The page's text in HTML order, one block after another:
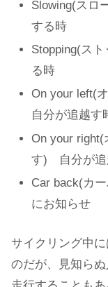
Slowing(スロ
する時
Stopping(ス
る時
On your left(
自分が追越す
On your right(
す) 自分が追
Car back(カ
にお知らせ
サイクリング中
のだが、見知ら